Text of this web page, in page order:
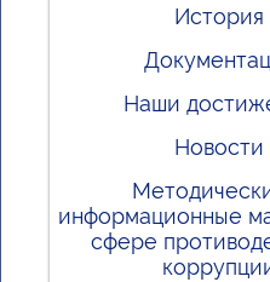
История
Наши
Новости
информационные
сфере